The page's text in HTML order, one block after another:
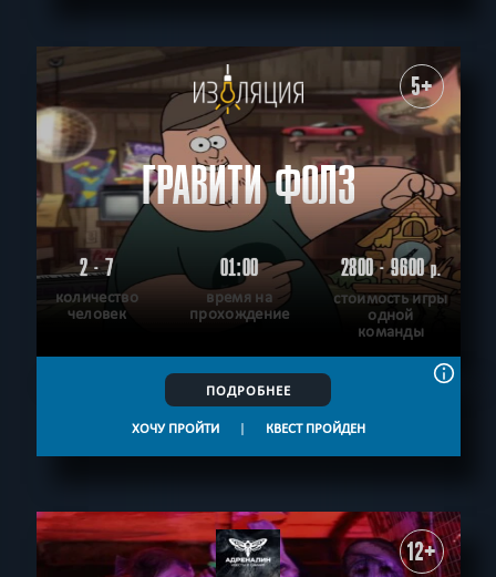
5+
ГРАВИТИ ФОЛЗ
2 - 7
количество
человек
01:00
время на
прохождение
2800 - 9600р.
стоимость игры
одной
команды
ПОДРОБНЕЕ
ХОЧУ ПРОЙТИ | КВЕСТ ПРОЙДЕН
12+